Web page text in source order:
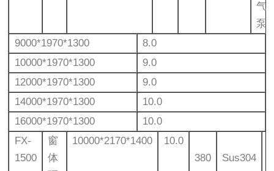
气
泵
9000*1970*1300
8.0
10000*1970*1300
9.0
12000*1970*1300
9.0
14000*1970*1300
10.0
16000*1970*1300
10.0
FX-
1500
窗
体
10000*2170*1400
10.0
380
Sus304